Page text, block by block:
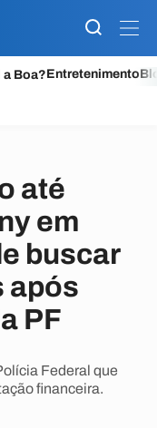
a Boa?Entretenimento
até
em
buscar
após
PF
Federal que
financeira.